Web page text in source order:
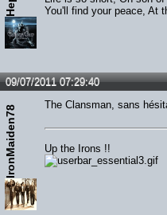
You'll find your peace, At
09/07/2011 07:29:40
IronMaiden78 The Clansman, sans
Up the Irons !!